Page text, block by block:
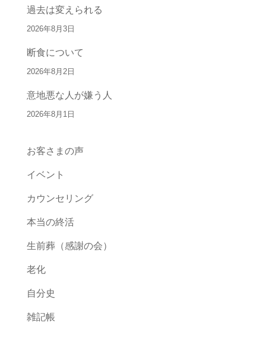
過去は変えられる
2026年8月3日
断食について
2026年8月2日
意地悪な人が嫌う人
2026年8月1日
お客さまの声
イベント
カウンセリング
本当の終活
生前葬（感謝の会）
老化
自分史
雑記帳